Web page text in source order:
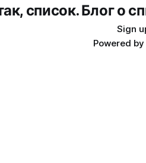
список. Блог о
Sign
Powered by